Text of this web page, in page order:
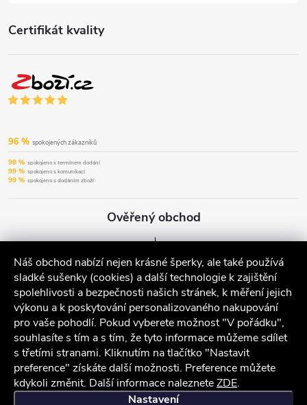
Náš obchod nabízí nejen krásné šperky, ale také používá
sladké sušenky (cookies) a další technologie k zajištění
spolehlivosti a bezpečnosti našich stránek, k měření jejich
výkonu a k poskytování personalizovaného nakupování
pro vaše pohodlí. Pokud vyberete možnost "V pořádku",
souhlasíte s tím a s tím, že tyto informace můžeme sdílet
s třetími stranami. Kliknutím na tlačítko "Nastavit
preference" získáte další možnosti. Preference můžete
kdykoli změnit. Další informace nalezneteZDE.
Nastavení
Certifikát kvality
96 % spokojených zákazníků
98 % spokojeno s termínem dodání
99 % spokojeno s komunikací
99 % spokojeno s dodáním zboží
Ověřený obchod
iocel.cz Obchodní podmínky Ochrana osobních údajů